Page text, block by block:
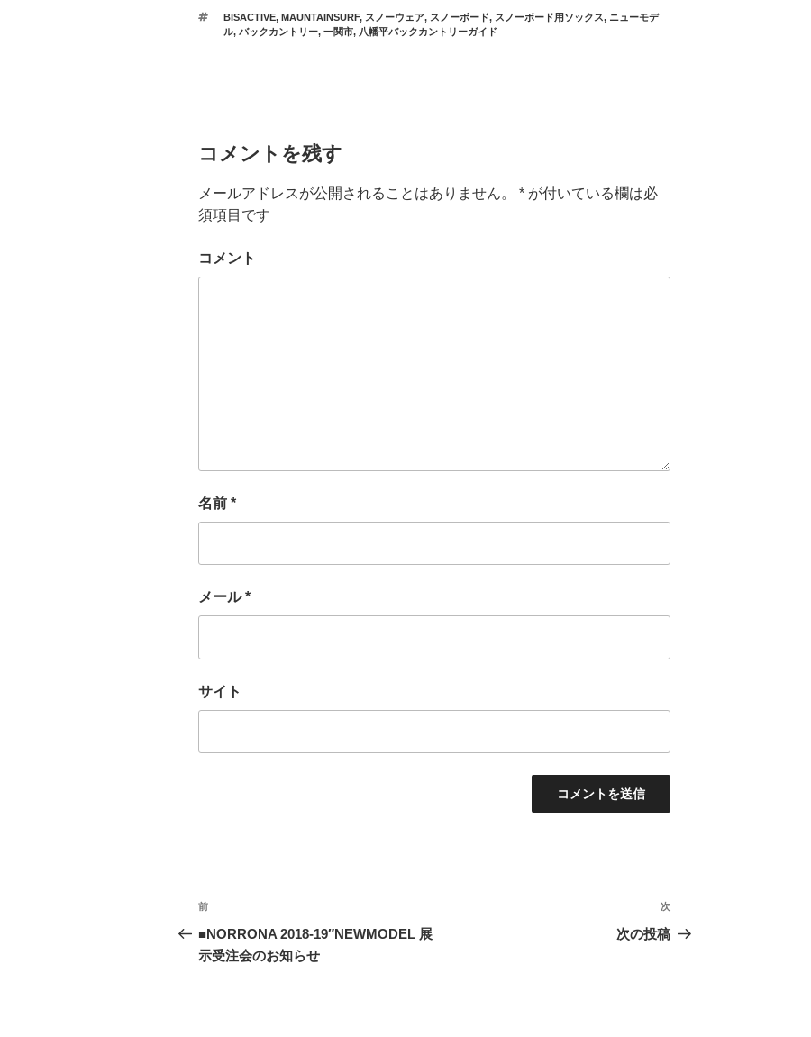
ゴ
リ
タ
グ
BISACTIVE, MAUNTAINSURF, スノーウェア, スノーボード, スノーボード用ソックス, ニューモデ
ル, バックカントリー, 一関市, 八幡平バックカントリーガイド
コメントを残す
メールアドレスが公開されることはありません。 * が付いている欄は必
須項目です
コメント
名前 *
メール*
サイト
投
稿
ナ
過
去
の
前
■NORRONA 2018-19″NEWMODEL 展
示受注会のお知らせ
の
次
次の投稿